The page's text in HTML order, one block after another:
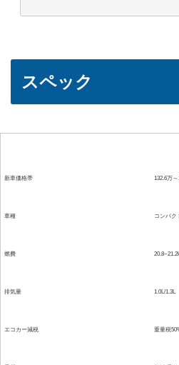
スペック
新車価格帯 132.6万
車種 コンパク
燃費
排気量 1.0L/1.3L
エコカー減税 重量税